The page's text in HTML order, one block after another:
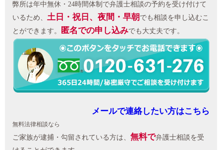
弊所は年中無休・24時間体制で弁護士相談の予約を受け付けて
いるため、 土日・祝日、夜間・早朝 でも相談を申し込むこ
とができます。
匿名での申し込みでも大丈夫です。
メールで連絡したい方はこちら
無料法律相談なら
ご家族が逮捕・勾留されている方は、 無料で弁護士相談を受